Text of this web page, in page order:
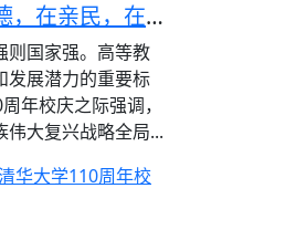
大学之道，在明明德，在亲民，在止于至善
则国家强。高等教
发展潜力的重要标
年校庆之际强调，
伟大复兴战略全局...
华大学110周年校